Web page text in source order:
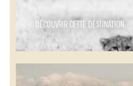
DÉCOUVRIR CETTE DESTINATION